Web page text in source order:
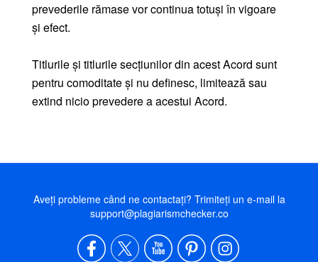
prevederile rămase vor continua totuși în vigoare
și efect.
Titlurile și titlurile secțiunilor din acest Acord sunt
pentru comoditate și nu definesc, limitează sau
extind nicio prevedere a acestui Acord.
Aveți probleme când ne contactați? Trimiteți un e-mail la
support@plagiarismchecker.co